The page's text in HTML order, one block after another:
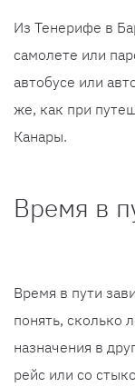
Из Тенерифе в
самолете или
автобусе или
же, как при
Канары.
Время в
Время в пути
понять, сколько
назначения в
рейс или со